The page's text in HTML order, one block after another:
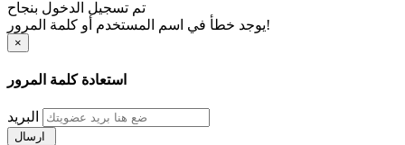
تم تسجيل الدخول بنجاح
يوجد خطأ في اسم المستخدم أو كلمة المرور!
×
استعادة كلمة المرور
البريد